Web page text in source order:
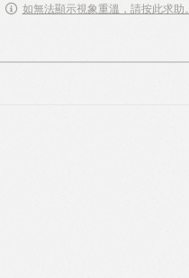
如無法顯示視象重溫，請按此求助。